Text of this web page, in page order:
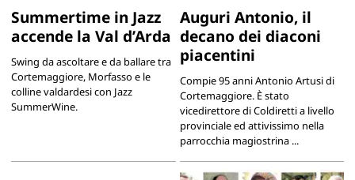
Summertime in Jazz
accende la Val d’Arda
Swing da ascoltare e da ballare tra
Cortemaggiore, Morfasso e le
colline valdardesi con Jazz
SummerWine.
Auguri Antonio, il
decano dei diaconi
piacentini
Compie 95 anni Antonio Artusi di
Cortemaggiore. È stato
vicedirettore di Coldiretti a livello
provinciale ed attivissimo nella
parrocchia magiostrina ...